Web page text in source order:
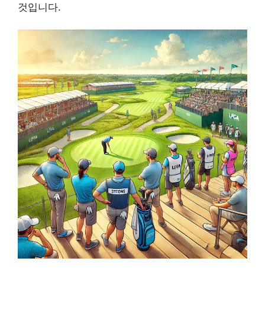
것입니다.